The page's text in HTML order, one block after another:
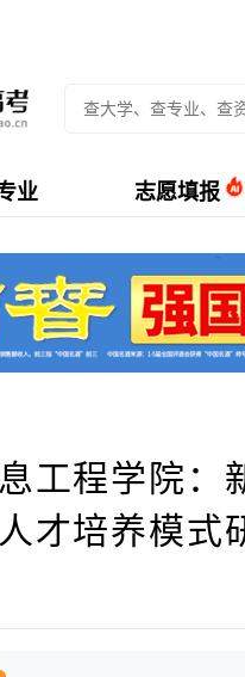
业 志愿填报
工程学院：
才培养模式